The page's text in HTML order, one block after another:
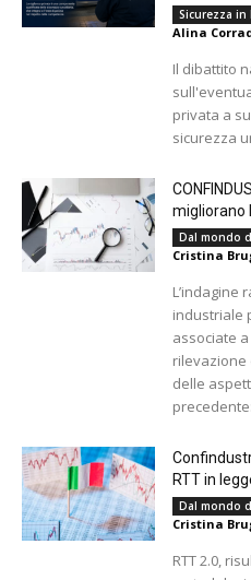
Sicurezza in
Alina
Il dibattito
privata a
sicurezza
migliorano
Dal mondo
Cristina
L’indagine
industriale
associate
rilevazione
delle
RTT in
Dal mondo
Cristina
RTT 2.0,